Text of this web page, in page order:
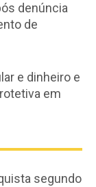
denúncia
de
e dinheiro e
em
segundo